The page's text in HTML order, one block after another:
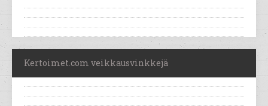
Kertoimet.com veikkausvinkkejä